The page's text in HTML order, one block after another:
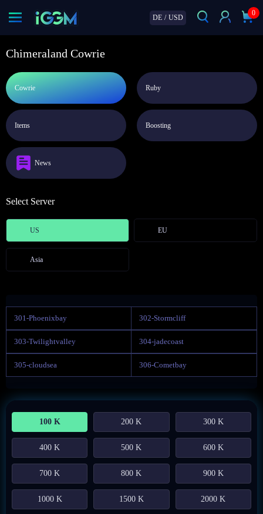
DE / USD
0
Chimeraland Cowrie
Cowrie Ruby
Items Boosting
News
Select Server
US EU
Asia
301-Phoenixbay 302-Stormcliff
303-Twilightvalley 304-jadecoast
305-cloudsea 306-Cometbay
100 K 200 K 300 K
400 K 500 K 600 K
700 K 800 K 900 K
1000 K 1500 K 2000 K